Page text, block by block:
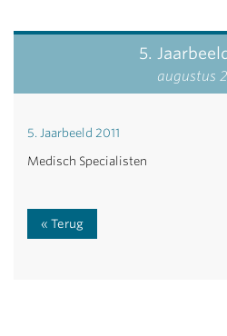
5.
augustus
5. Jaarbeeld 2011
Medisch Specialisten
Terug